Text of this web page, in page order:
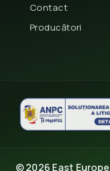
Contact
Producători
© 2026 East